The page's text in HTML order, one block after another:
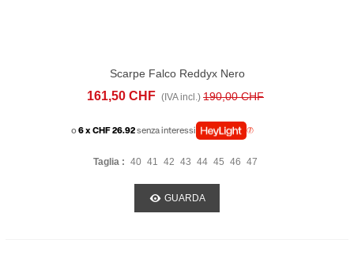
Scarpe Falco Reddyx Nero
161,50 CHF (IVA incl.) 190,00 CHF
o6 x CHF 26.92senza interessi
Taglia : 40 41 42 43 44 45 46 47
GUARDA